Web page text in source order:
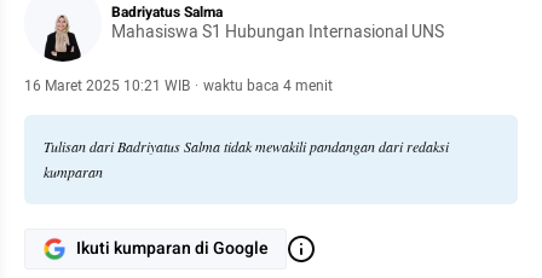
Badriyatus Salma
Mahasiswa S1 Hubungan Internasional UNS
16 Maret 2025 10:21 WIB · waktu baca 4 menit
Tulisan dari Badriyatus Salma tidak mewakili pandangan dari redaksi
kumparan
Ikuti kumparan di Google